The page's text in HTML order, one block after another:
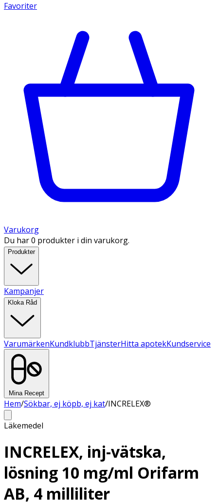
Favoriter
Varukorg
Du har 0 produkter i din varukorg.
Produkter
Kampanjer
Kloka Råd
VarumärkenKundklubbTjänsterHitta apotekKundservice
Mina Recept
Hem/Sökbar, ej köpb, ej kat/INCRELEX®
Läkemedel
INCRELEX, inj-vätska,
lösning 10 mg/ml Orifarm
AB, 4 milliliter